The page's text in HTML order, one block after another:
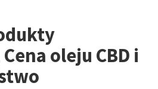
Cena oleju CBD i